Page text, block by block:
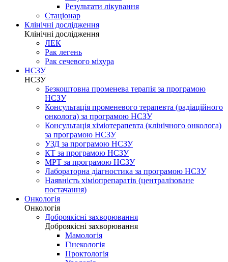
Результати лікування
Стаціонар
Клінічні дослідження
Клінічні дослідження
ЛЕК
Рак легень
Рак сечевого міхура
НСЗУ
НСЗУ
Безкоштовна променева терапія за програмою
НСЗУ
Консультація променевого терапевта (радіаційного
онколога) за програмою НСЗУ
Консультація хіміотерапевта (клінічного онколога)
за програмою НСЗУ
УЗД за програмою НСЗУ
КТ за програмою НСЗУ
МРТ за програмою НСЗУ
Лабораторна діагностика за програмою НСЗУ
Наявність хіміопрепаратів (централізоване
постачання)
Онкологія
Онкологія
Доброякісні захворювання
Доброякісні захворювання
Мамологія
Гінекологія
Проктологія